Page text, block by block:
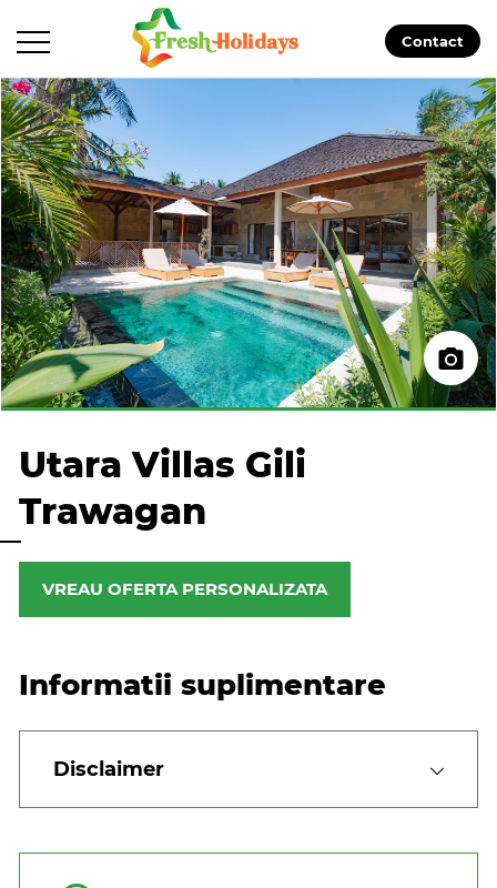
Contact
Utara Villas Gili
Trawagan
VREAU OFERTA PERSONALIZATA
Informatii suplimentare
Disclaimer